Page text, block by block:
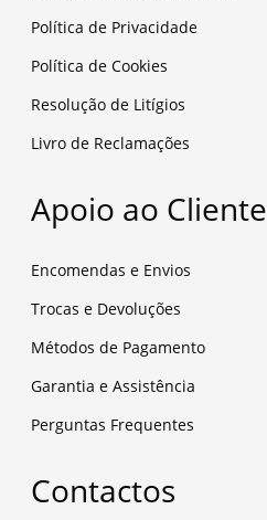
Política de Privacidade
Política de Cookies
Resolução de Litígios
Livro de Reclamações
Apoio ao Cliente
Encomendas e Envios
Trocas e Devoluções
Métodos de Pagamento
Garantia e Assistência
Perguntas Frequentes
Contactos